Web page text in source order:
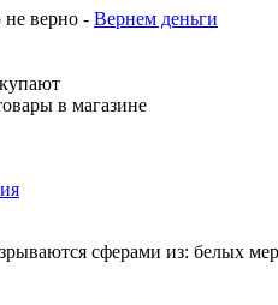
не верно - Вернем деньги
в магазине
сферами из: белых